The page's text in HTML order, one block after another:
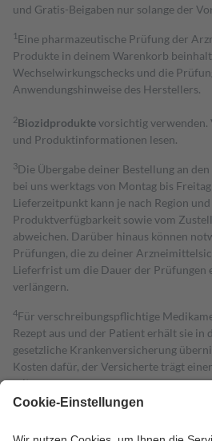
und Gratis-Beigaben nur solange der
1 Eine pharmazeutische Prüfung der
Produkte in deinem Warenkorb
Wechselwirkungschecks und die
Anwendungshinweise des Herstellers.
2Biozidproduktevorsichtig verwenden.
und Produktinformationen lesen.
3Die Übergabe deiner Bestellung an
bei uns werktags von Montag bis
Lieferzeitpunkt kann je nach Region
Produktverfügbarkeit sowie vom
abweichen. Darüber hinaus können
Prüfungen, die zu deiner
Lieferfrist um die Dauer der Prüfungen
verlängern.
4Für verschreibungspflichtige
Rezept aus und der Patient erhält sie in
gesetzliche Krankenversicherung
Kosten dafür, der Versicherte trägt
mit.
Grundsätzlich leisten Mitglieder
höchstens zehn Euro.
Es sind jedoch